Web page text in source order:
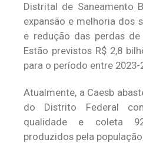
Distrital de Saneamento
expansão e melhoria dos
e redução das perdas
Estão previstos R$ 2,8
para o período entre 2023-
Atualmente, a Caesb
do Distrito Federal
qualidade e coleta
produzidos pela